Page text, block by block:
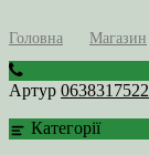
Головна Магазин
Артур 0638317522
Категорії